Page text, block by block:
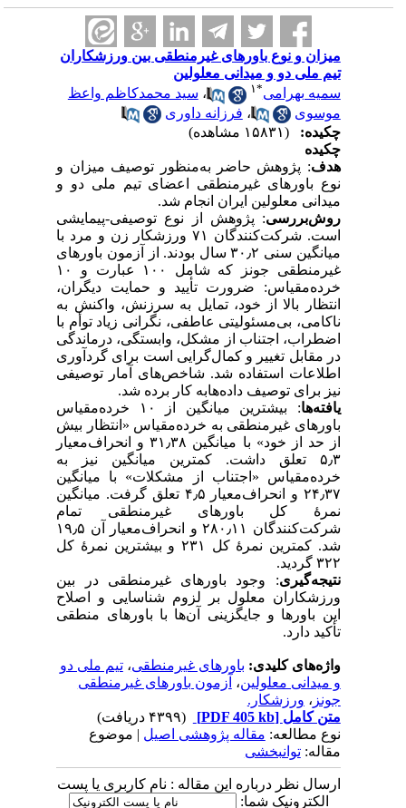
میزان و نوع باورهای غیرمنطقی بین ورزشکاران
تیم ملی دو و میدانی معلولین
سمیه بهرامی
۱ ،سید محمدکاظم واعظ
موسوی
،فرزانه داوری
چکیده:
چکیده
هدف: پژوهش حاضر به‌منظور توصیف میزان و
نوع باورهای غیرمنطقی اعضای تیم ملی دو‌ و‌
میدانی معلولین ایران انجام شد.
روش‌بررسی: پژوهش از نوع توصیفی-پیمایشی
است. شرکت‌کنندگان ۷۱ ورزشکار زن و مرد با
میانگین سنی ۳۰٫۲ سال بودند. از آزمون باورهای
غیرمنطقی جونز که شامل ۱۰۰ عبارت و ۱۰
خرده‌مقیاس: ضرورت تأیید و حمایت دیگران،
انتظار بالا از خود، تمایل به سرزنش، واکنش به
ناکامی، بی‌مسئولیتی عاطفی، نگرانی زیاد توأم با
اضطراب، اجتناب از مشکل، وابستگی، درماندگی
در مقابل تغییر و کمال‌گرایی است برای گردآوری
اطلاعات استفاده شد. شاخص‌های آمار توصیفی
نیز برای توصیف داده‌هابه کار برده شد.
یافته‌ها
: بیشترین میانگین از ۱۰ خرده‌مقیاس
باورهای غیرمنطقی به خرده‌مقیاس «انتظار بیش
از حد از خود» با میانگین ۳۱٫۳۸ و انحراف‌معیار
۵٫۳ تعلق داشت. کمترین میانگین نیز به
خرده‌مقیاس «اجتناب از مشکلات» با میانگین
۲۴٫۳۷ و انحراف‌معیار ۴٫۵ تعلق گرفت. میانگین
نمرهٔ کل باورهای غیرمنطقی تمام
شرکت‌کنندگان ۲۸۰٫۱۱ و انحراف‌معیار آن ۱۹٫۵
شد. کمترین نمرهٔ کل ۲۳۱ و بیشترین نمرهٔ کل
۳۲۲ گردید.
نتیجه‌گیری: وجود باورهای غیرمنطقی در بین
ورزشکاران معلول بر لزوم شناسایی و اصلاح
این باورها و جایگزینی آن‌ها با باورهای منطقی
تأکید دارد.
واژه‌های کلیدی:باورهای غیرمنطقی،تیم ملی دو
و میدانی معلولین،آزمون باورهای غیرمنطقی
جونز، ورزشکار.
متن کامل[PDF 405 kb]
نوع مطالعه:مقاله پژوهشی اصیل| موضوع
مقاله:توانبخشی
ارسال نظر درباره این مقاله : نام کاربری یا پست
الکترونیک شما: